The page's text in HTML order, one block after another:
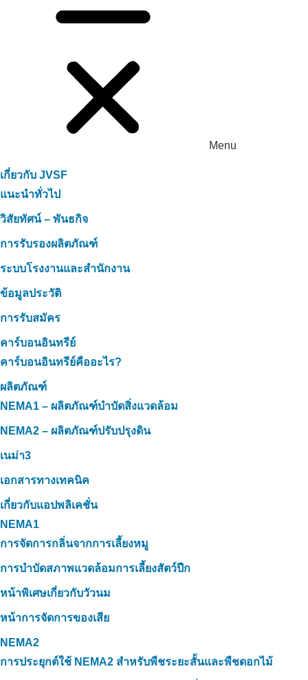
Menu
เกี่ยวกับ JVSF
แนะนำทั่วไป
วิสัยทัศน์ – พันธกิจ
การรับรองผลิตภัณฑ์
ระบบโรงงานและสำนักงาน
ข้อมูลประวัติ
การรับสมัคร
คาร์บอนอินทรีย์
คาร์บอนอินทรีย์คืออะไร?
ผลิตภัณฑ์
NEMA1 – ผลิตภัณฑ์บำบัดสิ่งแวดล้อม
NEMA2 – ผลิตภัณฑ์ปรับปรุงดิน
เนม่า3
เอกสารทางเทคนิค
เกี่ยวกับแอปพลิเคชั่น
NEMA1
การจัดการกลิ่นจากการเลี้ยงหมู
การบำบัดสภาพแวดล้อมการเลี้ยงสัตว์ปีก
หน้าพิเศษเกี่ยวกับวัวนม
หน้าการจัดการของเสีย
NEMA2
การประยุกต์ใช้ NEMA2 สำหรับพืชระยะสั้นและพืชดอกไม้